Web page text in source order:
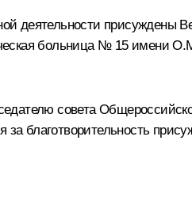
присуждены
больница № 15 имени
совета